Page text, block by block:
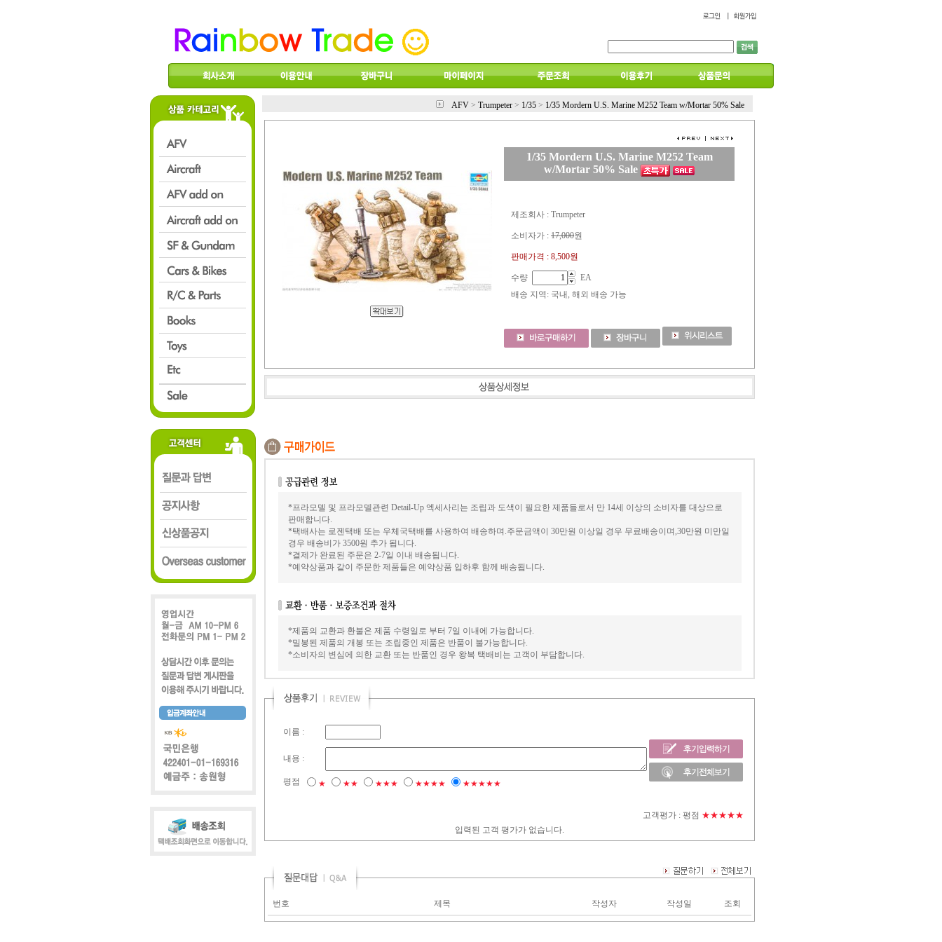
AFV > Trumpeter > 1/35 > 1/35 Mordern U.S. Marine M252 Team w/Mortar 50% Sale
1/35 Mordern U.S. Marine M252 Team
w/Mortar 50% Sale
제조회사 : Trumpeter
소비자가 : 17,000원
판매가격 : 8,500원
수량
EA
배송 지역 : 국내, 해외 배송 가능
*프라모델 및 프라모델관련 Detail-Up 엑세사리는 조립과 도색이 필요한 제품들로서 만 14세 이상의 소비자를 대상으로
판매합니다.
*택배사는 로젠택배 또는 우체국택배를 사용하여 배송하며.주문금액이 30만원 이상일 경우 무료배송이며,30만원 미만일
경우 배송비가 3500원 추가 됩니다.
*결제가 완료된 주문은 2-7일 이내 배송됩니다.
*예약상품과 같이 주문한 제품들은 예약상품 입하후 함께 배송됩니다.
*제품의 교환과 환불은 제품 수령일로 부터 7일 이내에 가능합니다.
*밀봉된 제품의 개봉 또는 조립중인 제품은 반품이 불가능합니다.
*소비자의 변심에 의한 교환 또는 반품인 경우 왕복 택배비는 고객이 부담합니다.
이름 :
내용 :
평점 ★ ★★ ★★★ ★★★★ ★★★★★
고객평가 : 평점 ★★★★★
입력된 고객 평가가 없습니다.
번호 제목 작성자 작성일 조회